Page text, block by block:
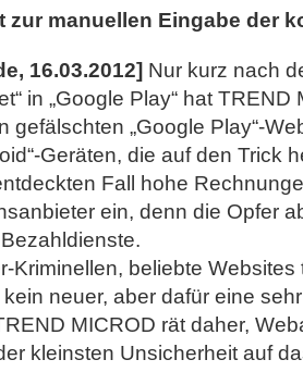
zur manuellen Eingabe der
16.03.2012] Nur kurz nach
in „Google Play“ hat
gefälschten „Google Play“-
Geräten, die auf den Trick
Fall hohe
ein, denn die Opfer
Kriminellen, beliebte
neuer, aber dafür eine
MICROD rät daher,
kleinsten Unsicherheit auf